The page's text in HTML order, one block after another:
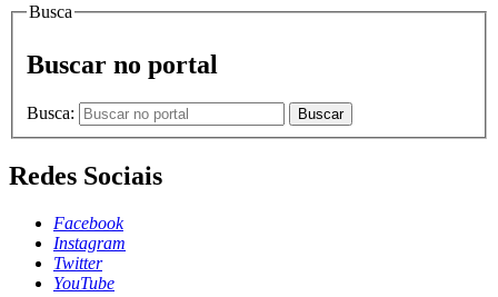
Busca
Buscar no portal
Busca: Buscar
Redes Sociais
Facebook
Instagram
Twitter
YouTube